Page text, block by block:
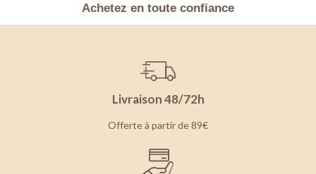
Achetez en toute confiance
Livraison 48/72h
Offerte à partir de 89€